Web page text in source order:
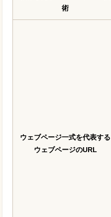
術
ウェブページ一式を代表する
ウェブページのURL